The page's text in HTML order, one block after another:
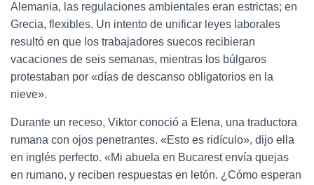
Alemania, las regulaciones ambientales eran estrictas; en
Grecia, flexibles. Un intento de unificar leyes laborales
resultó en que los trabajadores suecos recibieran
vacaciones de seis semanas, mientras los búlgaros
protestaban por «días de descanso obligatorios en la
nieve».
Durante un receso, Viktor conoció a Elena, una traductora
rumana con ojos penetrantes. «Esto es ridículo», dijo ella
en inglés perfecto. «Mi abuela en Bucarest envía quejas
en rumano, y reciben respuestas en letón. ¿Cómo esperan